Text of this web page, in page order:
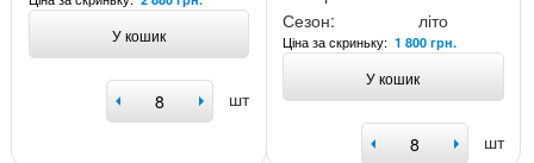
У кошик
шт
Сезон:
літо
Ціна за скриньку:1 800 грн.
У кошик
шт